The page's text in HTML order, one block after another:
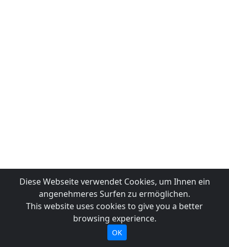
Diese Webseite verwendet Cookies, um Ihnen ein
angenehmeres Surfen zu ermöglichen.
This website uses cookies to give you a better
browsing experience.
OK